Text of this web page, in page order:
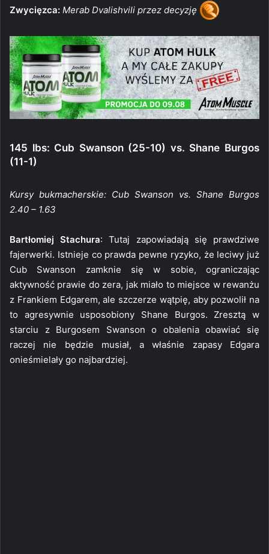
Zwycięzca: Merab Dvalishvili przez decyzję
145 lbs: Cub Swanson (25-10) vs. Shane Burgos
(11-1)
Kursy bukmacherskie: Cub Swanson vs. Shane Burgos
2.40 – 1.63
Bartłomiej Stachura: Tutaj zapowiadają się prawdziwe
fajerwerki. Istnieje co prawda pewne ryzyko, że leciwy już
Cub Swanson zamknie się w sobie, ograniczając
aktywność prawie do zera, jak miało to miejsce w rewanżu
z Frankiem Edgarem, ale szczerze wątpię, aby pozwolił na
to agresywnie usposobiony Shane Burgos. Zresztą w
starciu z Burgosem Swanson o obalenia obawiać się
raczej nie będzie musiał, a właśnie zapasy Edgara
onieśmielały go najbardziej.